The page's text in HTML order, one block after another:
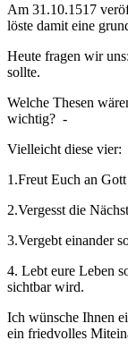
Am 31.10.1517
löste damit eine
Heute fragen wir
sollte.
Welche Thesen
wichtig? -
Vielleicht diese vier:
1.Freut Euch an
2.Vergesst die
3.Vergebt einander
4. Lebt eure Leben
sichtbar wird.
Ich wünsche Ihnen
ein friedvolles